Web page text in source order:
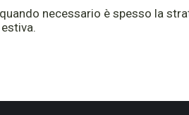
necessario è spesso la